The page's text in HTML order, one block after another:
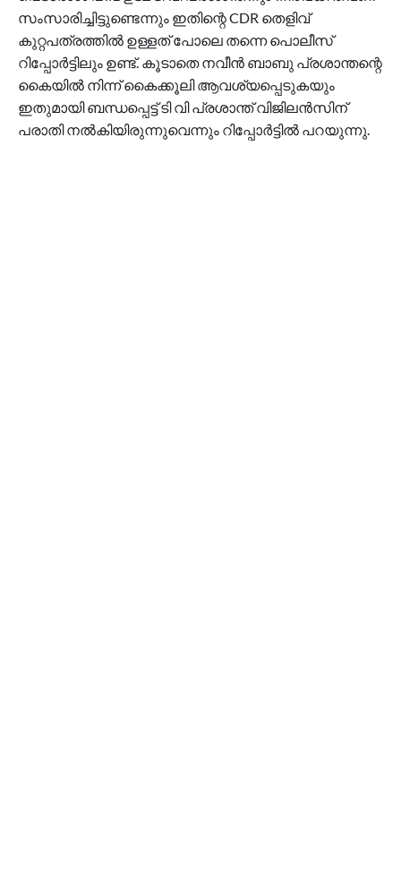
സംസാരിച്ചിട്ടുണ്ടെന്നും ഇതിന്റെ CDR തെളിവ്
കുറ്റപത്രത്തിൽ ഉള്ളത് പോലെ തന്നെ പൊലീസ്
റിപ്പോർട്ടിലും ഉണ്ട്. കൂടാതെ നവീൻ ബാബു പ്രശാന്തന്റെ
കൈയിൽ നിന്ന് കൈക്കൂലി ആവശ്യപ്പെടുകയും
ഇതുമായി ബന്ധപ്പെട്ട് ടി വി പ്രശാന്ത് വിജിലൻസിന്
പരാതി നൽകിയിരുന്നുവെന്നും റിപ്പോർട്ടിൽ പറയുന്നു.